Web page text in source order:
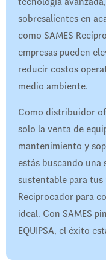
sobresalientes en
como SAMES
empresas pueden
reducir costos
medio ambiente.
Como distribuidor
solo la venta de
mantenimiento y
estás buscando
sustentable para tus
Reciprocador para
ideal. Con SAMES
EQUIPSA, el éxito